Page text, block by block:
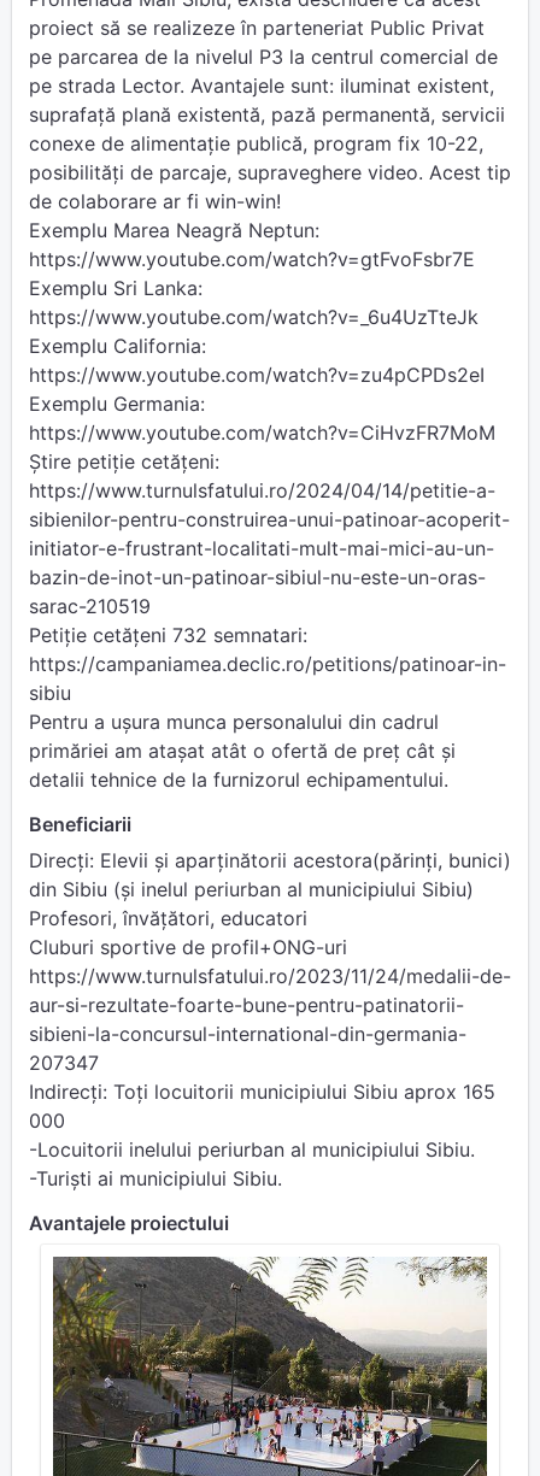
proiect să se realizeze în parteneriat Public Privat
pe parcarea de la nivelul P3 la centrul comercial de
pe strada Lector. Avantajele sunt: iluminat existent,
suprafață plană existentă, pază permanentă, servicii
conexe de alimentație publică, program fix 10-22,
posibilități de parcaje, supraveghere video. Acest tip
de colaborare ar fi win-win!
Exemplu Marea Neagră Neptun:
https://www.youtube.com/watch?v=gtFvoFsbr7E
Exemplu Sri Lanka:
https://www.youtube.com/watch?v=_6u4UzTteJk
Exemplu California:
https://www.youtube.com/watch?v=zu4pCPDs2eI
Exemplu Germania:
https://www.youtube.com/watch?v=CiHvzFR7MoM
Știre petiție cetățeni:
https://www.turnulsfatului.ro/2024/04/14/petitie-a-
sibienilor-pentru-construirea-unui-patinoar-acoperit-
initiator-e-frustrant-localitati-mult-mai-mici-au-un-
bazin-de-inot-un-patinoar-sibiul-nu-este-un-oras-
sarac-210519
Petiție cetățeni 732 semnatari:
https://campaniamea.declic.ro/petitions/patinoar-in-
sibiu
Pentru a ușura munca personalului din cadrul
primăriei am atașat atât o ofertă de preț cât și
detalii tehnice de la furnizorul echipamentului.
Beneficiarii
Direcți: Elevii și aparținătorii acestora(părinți, bunici)
din Sibiu (și inelul periurban al municipiului Sibiu)
Profesori, învățători, educatori
Cluburi sportive de profil+ONG-uri
https://www.turnulsfatului.ro/2023/11/24/medalii-de-
aur-si-rezultate-foarte-bune-pentru-patinatorii-
sibieni-la-concursul-international-din-germania-
207347
Indirecți: Toți locuitorii municipiului Sibiu aprox 165
000
-Locuitorii inelului periurban al municipiului Sibiu.
-Turiști ai municipiului Sibiu.
Avantajele proiectului